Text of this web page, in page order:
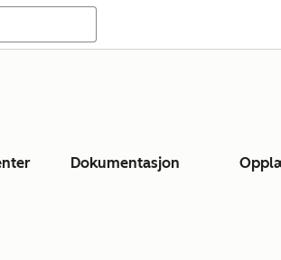
Dokumentasjon